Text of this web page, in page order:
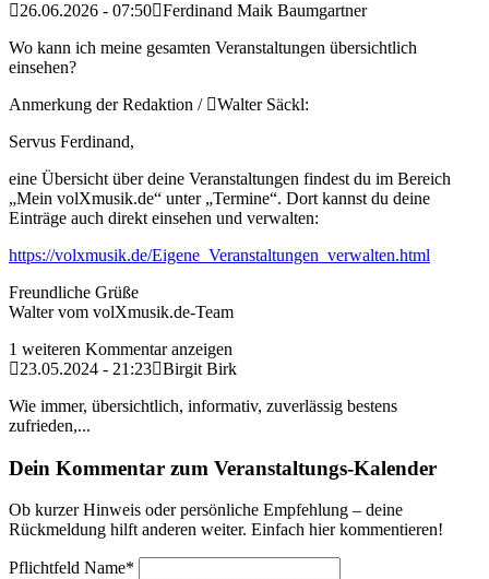
26.06.2026 - 07:50 Ferdinand Maik Baumgartner
Wo kann ich meine gesamten Veranstaltungen übersichtlich
einsehen?
Anmerkung der Redaktion /
Walter Säckl:
Servus Ferdinand,
eine Übersicht über deine Veranstaltungen findest du im Bereich
„Mein volXmusik.de“ unter „Termine“. Dort kannst du deine
Einträge auch direkt einsehen und verwalten:
https://volxmusik.de/Eigene_Veranstaltungen_verwalten.html
Freundliche Grüße
Walter vom volXmusik.de-Team
1 weiteren Kommentar anzeigen
23.05.2024 - 21:23 Birgit Birk
Wie immer, übersichtlich, informativ, zuverlässig bestens
zufrieden,...
Dein Kommentar zum Veranstaltungs-Kalender
Ob kurzer Hinweis oder persönliche Empfehlung – deine
Rückmeldung hilft anderen weiter. Einfach hier kommentieren!
Pflichtfeld Name*